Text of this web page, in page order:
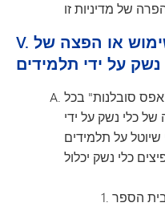
V. ההשלכות של החזקה, שימוש או הפצה של
נשק על ידי תלמידים
סובלנות" בכל
כלי נשק על ידי
שיוטל על תלמידים